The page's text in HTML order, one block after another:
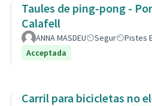
Taules de ping-pong -
Calafell
ANNA MASDEU Segur Pistes
Acceptada
Carril para